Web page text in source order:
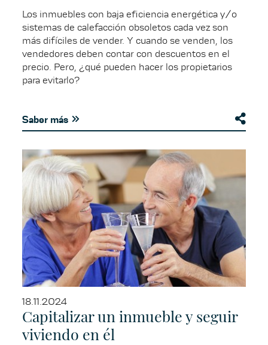
Los inmuebles con baja eficiencia energética y/o
sistemas de calefacción obsoletos cada vez son
más difíciles de vender. Y cuando se venden, los
vendedores deben contar con descuentos en el
precio. Pero, ¿qué pueden hacer los propietarios
para evitarlo?
Saber más
18.11.2024
Capitalizar un inmueble y seguir
viviendo en él